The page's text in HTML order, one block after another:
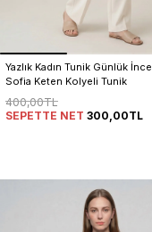
Yazlık Kadın Tunik Günlük İnce
Sofia Keten Kolyeli Tunik
400,00TL
SEPETTE NET 300,00TL